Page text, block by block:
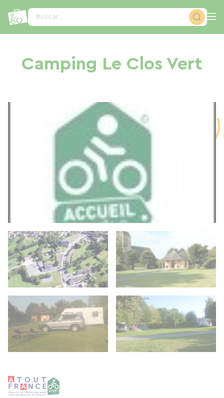
Buscar...
Camping Le Clos Vert
Panel de gestión de cookies